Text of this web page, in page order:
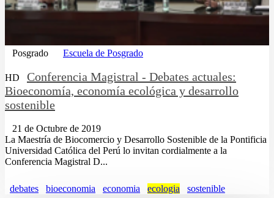
Posgrado Escuela de Posgrado
HD
Conferencia Magistral - Debates actuales:
Bioeconomía, economía ecológica y desarrollo
sostenible
21 de Octubre de 2019
La Maestría de Biocomercio y Desarrollo Sostenible de la Pontificia
Universidad Católica del Perú lo invitan cordialmente a la
Conferencia Magistral D...
debates bioeconomia economia ecologia sostenible